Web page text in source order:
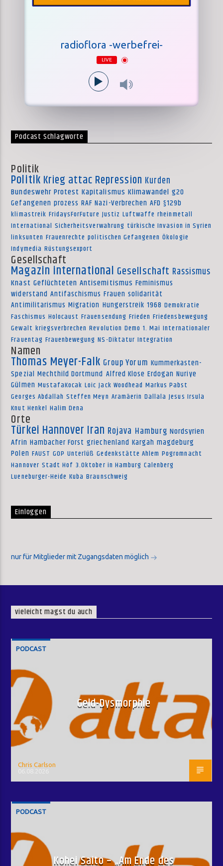
radioflora -werbefrei-
LIVE
Podcast Schlagworte
Politik
Politik Krieg attac Repression Kurden
Bundeswehr Protest Kapitalismus Klimawandel g20
Gefangenen prozess RAF Nazi-Verbrechen AFD §129b
klimastreik FridaysForFuture Justiz Luftwaffe rheinmetall
International Sicherheitsverwahrung türkische Invasion in Syrien
linksunten Frauenrechte politischen Gefangenen Ökologie
Indymedia Rüstungsexport
Gesellschaft
Magazin international Gesellschaft Rassismus
Knast Geflüchteten Antisemitismus Feminismus
widerstand Antifaschismus Frauen solidarität
Antimilitarismus Migration Hungerstreik 1968 Demokratie
Faschismus Holocaust Frauensendung Frieden Friedensbewegung
Gewalt kriegsverbrechen Revolution Demo 1. Mai Internationaler
Frauentag Frauenbewegung NS-Diktatur Integration
Namen
Thomas Meyer-Falk Group Yorum Kummerkasten-
Spezial Mechthild Dortmund Alfred Klose Erdogan Nuriye
Gülmen MustafaKocak Loic Jack Woodhead Markus Pabst
Georges Abdallah Steffen Meyn Aramäerin Dallala Jesus Irsula
Knut Henkel Halim Dena
Orte
Türkei Hannover Iran Rojava Hamburg Nordsyrien
Afrin Hambacher Forst griechenland Kargah magdeburg
Polen FAUST GOP Unterlüß Gedenkstätte Ahlem Pogromnacht
Hannover Stadt Hof 3.Oktober in Hamburg Calenberg
Lueneburger-Heide Kuba Braunschweig
Einloggen
nur für Mitglieder mit Zugangsdaten möglich
vieleicht magst du auch
PODCAST
Geld-Dysmorphie
Chris Carlson
PODCAST
Kohei Saito – „Am Ende des